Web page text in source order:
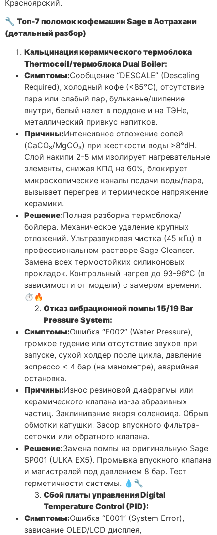
Красноярский.
🔧 Топ-7 поломок кофемашин Sage в Астрахани
(детальный разбор)
Кальцинация керамического термоблока
Thermocoil/термоблока Dual Boiler:
Симптомы:Сообщение “DESCALE” (Descaling
Required), холодный кофе (<85°C), отсутствие
пара или слабый пар, бульканье/шипение
внутри, белый налет в поддоне и на ТЭНе,
металлический привкус напитков.
Причины:Интенсивное отложение солей
(CaCO₃/MgCO₃) при жесткости воды >8°dH.
Слой накипи 2-5 мм изолирует нагревательные
элементы, снижая КПД на 60%, блокирует
микроскопические каналы подачи воды/пара,
вызывает перегрев и термическое напряжение
керамики.
Решение:Полная разборка термоблока/
бойлера. Механическое удаление крупных
отложений. Ультразвуковая чистка (45 кГц) в
профессиональном растворе Sage Cleanser.
Замена всех термостойких силиконовых
прокладок. Контрольный нагрев до 93-96°C (в
зависимости от модели) с замером времени.
⏱️🔥
Отказ вибрационной помпы 15/19 Bar
Pressure System:
Симптомы:Ошибка “E002” (Water Pressure),
громкое гудение или отсутствие звуков при
запуске, сухой холдер после цикла, давление
эспрессо < 4 бар (на манометре), аварийная
остановка.
Причины:Износ резиновой диафрагмы или
керамического клапана из-за абразивных
частиц. Заклинивание якоря соленоида. Обрыв
обмотки катушки. Засор впускного фильтра-
сеточки или обратного клапана.
Решение:Замена помпы на оригинальную Sage
SP001 (ULKA EX5). Промывка впускного клапана
и магистралей под давлением 8 бар. Тест
герметичности системы. 💧🔧
Сбой платы управления Digital
Temperature Control (PID):
Симптомы:Ошибка “E001” (System Error),
зависание OLED/LCD дисплея,